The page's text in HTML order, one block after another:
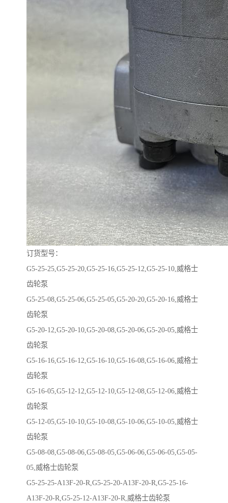
订货型号：
G5-25-25,G5-25-20,G5-25-16,G5-25-12,G5-25-10,威格士
齿轮泵
G5-25-08,G5-25-06,G5-25-05,G5-20-20,G5-20-16,威格士
齿轮泵
G5-20-12,G5-20-10,G5-20-08,G5-20-06,G5-20-05,威格士
齿轮泵
G5-16-16,G5-16-12,G5-16-10,G5-16-08,G5-16-06,威格士
齿轮泵
G5-16-05,G5-12-12,G5-12-10,G5-12-08,G5-12-06,威格士
齿轮泵
G5-12-05,G5-10-10,G5-10-08,G5-10-06,G5-10-05,威格士
齿轮泵
G5-08-08,G5-08-06,G5-08-05,G5-06-06,G5-06-05,G5-05-
05,威格士齿轮泵
G5-25-25-A13F-20-R,G5-25-20-A13F-20-R,G5-25-16-
A13F-20-R,G5-25-12-A13F-20-R,威格士齿轮泵